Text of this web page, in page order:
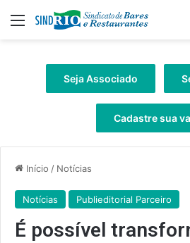
Menu
Seja Associado
Cadastre sua
Início / Notícias
Notícias Publieditorial Parceiro
É possível